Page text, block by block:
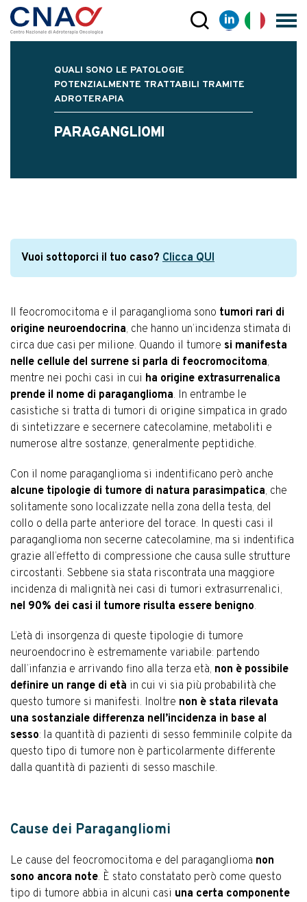
QUALI SONO LE PATOLOGIE
POTENZIALMENTE TRATTABILI TRAMITE
ADROTERAPIA
PARAGANGLIOMI
Vuoi sottoporci il tuo caso? Clicca QUI
Il feocromocitoma e il paraganglioma sono tumori rari di
origine neuroendocrina, che hanno un’incidenza stimata di
circa due casi per milione. Quando il tumore si manifesta
nelle cellule del surrene si parla di feocromocitoma,
mentre nei pochi casi in cui ha origine extrasurrenalica
prende il nome di paraganglioma. In entrambe le
casistiche si tratta di tumori di origine simpatica in grado
di sintetizzare e secernere catecolamine, metaboliti e
numerose altre sostanze, generalmente peptidiche.
Con il nome paraganglioma si indentificano però anche
alcune tipologie di tumore di natura parasimpatica, che
solitamente sono localizzate nella zona della testa, del
collo o della parte anteriore del torace. In questi casi il
paraganglioma non secerne catecolamine, ma si indentifica
grazie all’effetto di compressione che causa sulle strutture
circostanti. Sebbene sia stata riscontrata una maggiore
incidenza di malignità nei casi di tumori extrasurrenalici,
nel 90% dei casi il tumore risulta essere benigno.
L’età di insorgenza di queste tipologie di tumore
neuroendocrino è estremamente variabile: partendo
dall’infanzia e arrivando fino alla terza età, non è possibile
definire un range di età in cui vi sia più probabilità che
questo tumore si manifesti. Inoltre non è stata rilevata
una sostanziale differenza nell’incidenza in base al
sesso: la quantità di pazienti di sesso femminile colpite da
questo tipo di tumore non è particolarmente differente
dalla quantità di pazienti di sesso maschile.
Cause dei Paragangliomi
Le cause del feocromocitoma e del paraganglioma non
sono ancora note. È stato constatato però come questo
tipo di tumore abbia in alcuni casi una certa componente